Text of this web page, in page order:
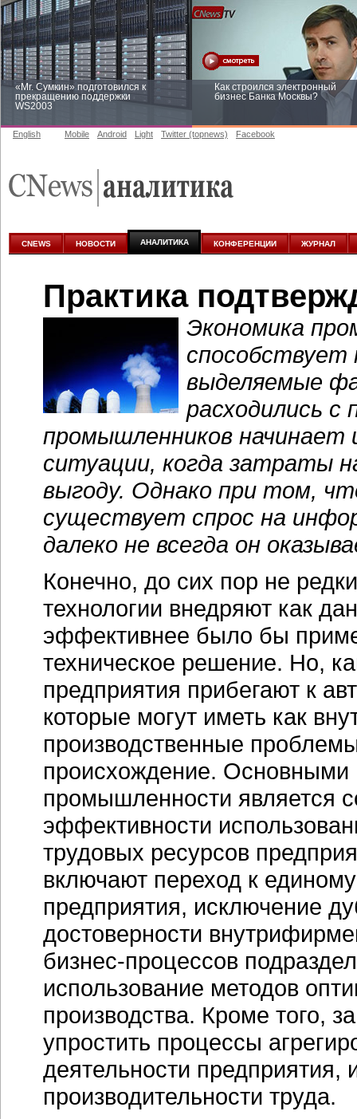
«Mr. Сумкин» подготовился к
прекращению поддержки
WS2003
Как строился электронный
бизнес Банка Москвы?
аналитике
English Mobile Android Light Twitter (topnews) Facebook
CNEWS НОВОСТИ АНАЛИТИКА КОНФЕРЕНЦИИ ЖУРНАЛ
Практика
Экономика
выделяемые
расходились с
промышленников начинает
ситуации, когда затраты
выгоду. Однако при том,
существует спрос на
далеко не всегда он
Конечно, до сих пор не
технологии внедряют как
эффективнее было бы
техническое решение. Но,
предприятия прибегают к
которые могут иметь как
производственные
происхождение.
промышленности является
эффективности
трудовых ресурсов
включают переход к
предприятия, исключение
достоверности
бизнес-процессов
использование методов
производства. Кроме того,
упростить процессы
деятельности предприятия,
производительности труда.